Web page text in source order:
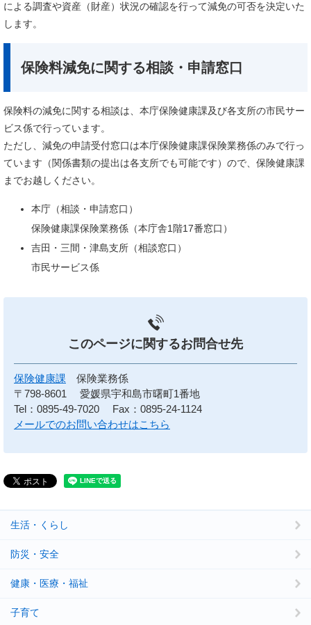
による調査や資産（財産）状況の確認を行って減免の可否を決定いた
します。
保険料減免に関する相談・申請窓口
保険料の減免に関する相談は、本庁保険健康課及び各支所の市民サー
ビス係で行っています。
ただし、減免の申請受付窓口は本庁保険健康課保険業務係のみで行っ
ています（関係書類の提出は各支所でも可能です）ので、保険健康課
までお越しください。
本庁（相談・申請窓口）
保険健康課保険業務係（本庁舎1階17番窓口）
吉田・三間・津島支所（相談窓口）
市民サービス係
このページに関するお問合せ先
保険健康課
保険業務係
〒798-8601
愛媛県宇和島市曙町1番地
Tel：0895-49-7020
Fax：0895-24-1124
メールでのお問い合わせはこちら
生活・くらし
防災・安全
健康・医療・福祉
子育て